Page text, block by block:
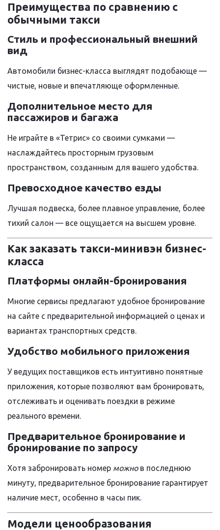
Преимущества по сравнению с
обычными такси
Стиль и профессиональный внешний
вид
Автомобили бизнес-класса выглядят подобающе —
чистые, новые и впечатляюще оформленные.
Дополнительное место для
пассажиров и багажа
Не играйте в «Тетрис» со своими сумками —
наслаждайтесь просторным грузовым
пространством, созданным для вашего удобства.
Превосходное качество езды
Лучшая подвеска, более плавное управление, более
тихий салон — все ощущается на высшем уровне.
Как заказать такси-минивэн бизнес-
класса
Платформы онлайн-бронирования
Многие сервисы предлагают удобное бронирование
на сайте с предварительной информацией о ценах и
вариантах транспортных средств.
Удобство мобильного приложения
У ведущих поставщиков есть интуитивно понятные
приложения, которые позволяют вам бронировать,
отслеживать и оценивать поездки в режиме
реального времени.
Предварительное бронирование и
бронирование по запросу
Хотя забронировать номер можнов последнюю
минуту, предварительное бронирование гарантирует
наличие мест, особенно в часы пик.
Модели ценообразования